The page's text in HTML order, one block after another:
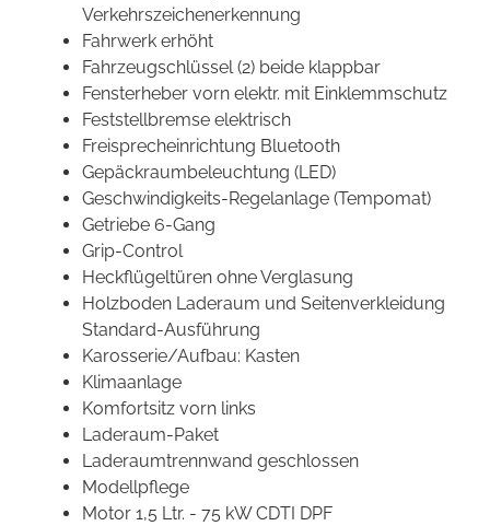
Verkehrszeichenerkennung
Fahrwerk erhöht
Fahrzeugschlüssel (2) beide klappbar
Fensterheber vorn elektr. mit Einklemmschutz
Feststellbremse elektrisch
Freisprecheinrichtung Bluetooth
Gepäckraumbeleuchtung (LED)
Geschwindigkeits-Regelanlage (Tempomat)
Getriebe 6-Gang
Grip-Control
Heckflügeltüren ohne Verglasung
Holzboden Laderaum und Seitenverkleidung
Standard-Ausführung
Karosserie/Aufbau: Kasten
Klimaanlage
Komfortsitz vorn links
Laderaum-Paket
Laderaumtrennwand geschlossen
Modellpflege
Motor 1,5 Ltr. - 75 kW CDTI DPF